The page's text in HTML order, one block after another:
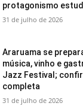
protagonismo
31 de julho de 2026
Araruama se
música, vinho e
Jazz Festival;
completa
31 de julho de 2026